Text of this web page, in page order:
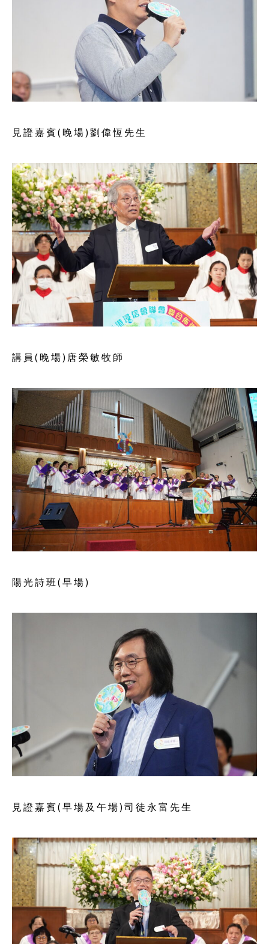
見證嘉賓(晚場)劉偉恆先生
講員(晚場)唐榮敏牧師
陽光詩班(早場)
見證嘉賓(早場及午場)司徒永富先生